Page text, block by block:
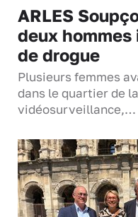
ARLES
deux
de drogue
Plusieurs femmes
dans le quartier de
vidéosurveillance,…